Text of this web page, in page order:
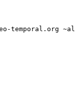
temporal.org